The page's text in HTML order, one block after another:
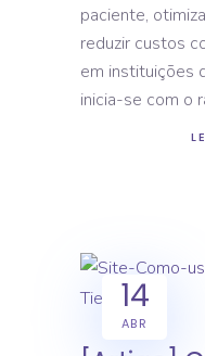
paciente,
reduzir custos
em instituições
inicia-se com o
14
ABR